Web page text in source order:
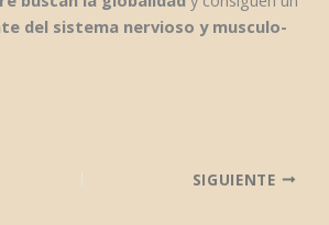
del sistema nervioso y musculo-
SIGUIENTE